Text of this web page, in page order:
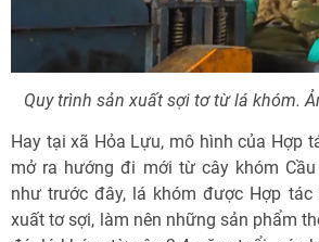
Quy trình sản xuất sợi tơ từ lá khóm.
Hay tại xã Hỏa Lựu, mô hình của Hợp
mở ra hướng đi mới từ cây khóm
như trước đây, lá khóm được Hợp
xuất tơ sợi, làm nên những sản phẩm